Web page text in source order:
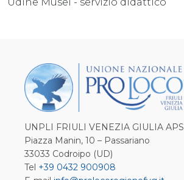
UNPLI FRIULI VENEZIA GIULIA APS
Piazza Manin, 10 – Passariano
33033 Codroipo (UD)
Tel +39 0432 900908